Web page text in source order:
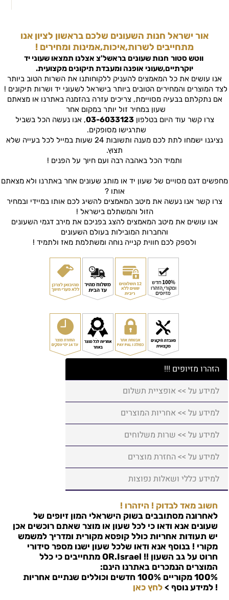
אור ישראל חנות השעונים שלכם בראשון לציון אנו
מתחייבים לשרות,איכות,אמינות ומחירים !
ווטש סטור חנות שעונים בראשל'צ אצלנו תמצאו שעוני יד
יוקרתיים,שעוני אופנה ומעבדת תיקונים מקצועית.
אנו עושים את כל המאמצים להעניק ללקוחותנו את השרות הטוב ביותר
לצד המוצרים והמחירים הטובים ביותר בישראל לשעוני יד ושרות תיקונים !
אם נתקלתם בבעיה מסויימת, צריכים עזרה בהזמנה באתרנו או מצאתם
שעון במחיר זול יותר במקום אחר
צרו קשר עוד היום בטלפון03-6033123, אנו נעשה הכל בשביל
שתרגישו מסופקים.
נציגנו ישמחו לתת לכם מענה ותשובות 24 שעות במייל לכל בעייה שלא
תצוץ.
ותמיד הכל באהבה רבה ועם חיוך על הפנים !
מחפשים דגם מסויים של שעון יד או מותג שעונים אחר באתרנו ולא מצאתם
אותו ?
צרו קשר אנו נעשה את מיטב המאמצים להשיג לכם אותו במיידי ובמחיר
הזול והמשתלם בישראל !
אנו עושים את מיטב המאמצים להצג בפניכם את מירב דגמי השעונים
והחברות המובילות בעולם השעונים
ולספק לכם חווית קנייה נוחה ומשתלמת מאז ולתמיד !
הזהרו מזיופים !!!
למידע על >> אופציית תשלום
למידע על >> אחריות המוצרים
למידע על >> שרות משלוחים
למידע על >> החזרת מוצרים
למידע כללי ושאלות נפוצות
חשוב מאד לבדוק ! היזהרו !
לאחרונה מסתובבים בשוק הישראלי המון זיופים של
שעונים אנא ודאו כי לכל שעון או מוצר שאתם רוכשים אכן
יש תעודות אחריות כולל קופסא מקורית ומדריך למשמש
מקורי ! בנוסף אנא ודאו שלכל שעון ישנו מספר סידורי
חרוט על גב השעון !! OR.Israel מתחייבים כי כלל
המוצרים הנמכרים באתרנו הינם:
100% מקוריים 100% חדשים וכוללים שנתיים אחריות
! למידע נוסף > לחץ כאן